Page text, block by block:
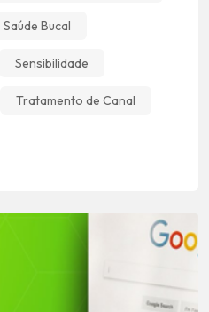
Saúde Bucal
Sensibilidade
Tratamento de Canal